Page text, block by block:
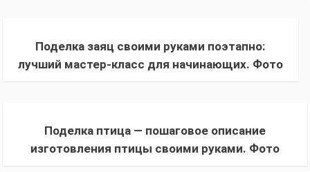
Поделка заяц своими руками поэтапно:
лучший мастер-класс для начинающих. Фото
Поделка птица — пошаговое описание
изготовления птицы своими руками. Фото